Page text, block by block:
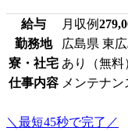
給与 月収例
勤務地
広島県 東
寮・社宅 あり（無料
仕事内容 メンテナン
＼最短45秒で完了／